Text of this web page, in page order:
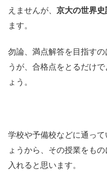
えませんが、 京大の世界
ます。
勿論、満点解答を目指す
うが、合格点をとるだけ
ょう。
学校や予備校などに通っ
ょうから、その授業をも
入れると思います。